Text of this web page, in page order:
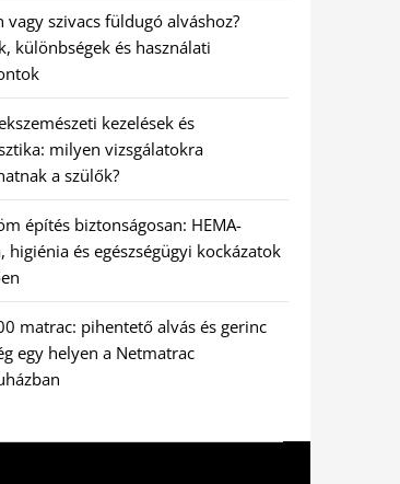
vagy szivacs füldugó alváshoz?
különbségek és használati
kezelések és
milyen vizsgálatokra
a szülők?
építés biztonságosan: HEMA-
higiénia és egészségügyi kockázatok
matrac: pihentető alvás és gerinc
egy helyen a Netmatrac